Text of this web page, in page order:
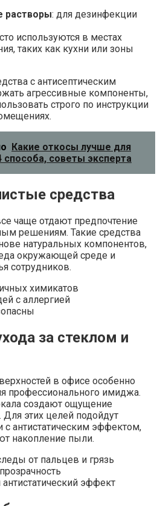
растворы: для дезинфекции
используются в местах
таких как кухни или зоны
с антисептическим
агрессивные компоненты,
строго по инструкции
Какие откосы лучше для
способа, советы эксперта
средства
чаще отдают предпочтение
решениям. Такие средства
натуральных компонентов,
окружающей среде и
сотрудников.
химикатов
с аллергией
за стеклом и
в офисе особенно
профессионального имиджа.
создают ощущение
Для этих целей подойдут
антистатическим эффектом,
накопление пыли.
от пальцев и грязь
эффект